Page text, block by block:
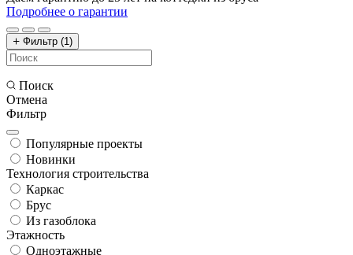
Подробнее о гарантии
Фильтр (1)
Поиск
Отмена
Фильтр
Популярные проекты
Новинки
Технология строительства
Каркас
Брус
Из газоблока
Этажность
Одноэтажные